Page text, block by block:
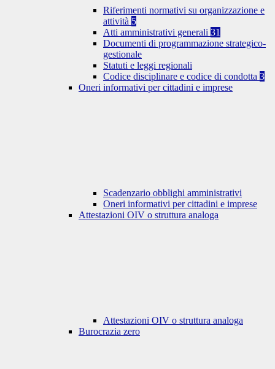
Riferimenti normativi su organizzazione e
attività 5
Atti amministrativi generali 31
Documenti di programmazione strategico-
gestionale
Statuti e leggi regionali
Codice disciplinare e codice di condotta 3
Oneri informativi per cittadini e imprese
Scadenzario obblighi amministrativi
Oneri informativi per cittadini e imprese
Attestazioni OIV o struttura analoga
Attestazioni OIV o struttura analoga
Burocrazia zero